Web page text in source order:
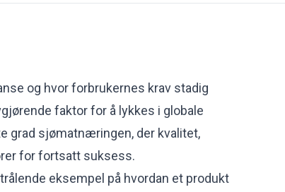
og hvor forbrukernes krav stadig
faktor for å lykkes i globale
grad sjømatnæringen, der kvalitet,
for fortsatt suksess.
eksempel på hvordan et produkt